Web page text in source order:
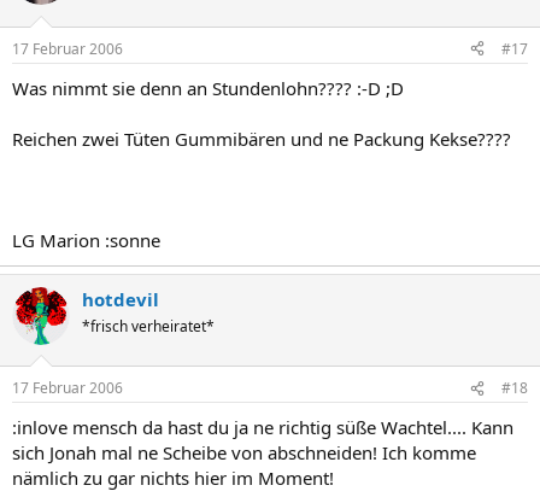
17 Februar 2006 #17
Was nimmt sie denn an Stundenlohn???? :-D ;D
Reichen zwei Tüten Gummibären und ne Packung Kekse????
LG Marion :sonne
hotdevil
*frisch verheiratet*
17 Februar 2006 #18
:inlove mensch da hast du ja ne richtig süße Wachtel.... Kann
sich Jonah mal ne Scheibe von abschneiden! Ich komme
nämlich zu gar nichts hier im Moment!